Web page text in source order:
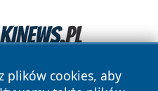
plików cookies, aby